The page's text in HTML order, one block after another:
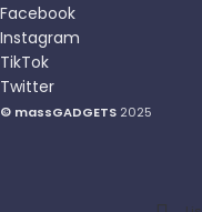
Facebook
Instagram
TikTok
Twitter
© massGADGETS 2025